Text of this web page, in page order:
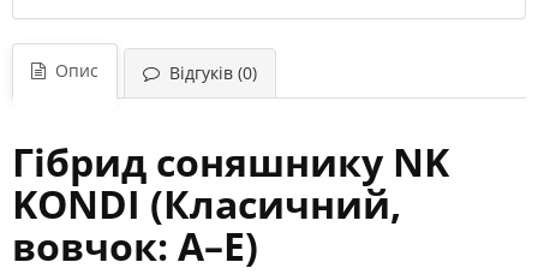
Опис Відгуків (0)
Гібрид соняшнику NK
KONDI (Класичний,
вовчок: A–E)